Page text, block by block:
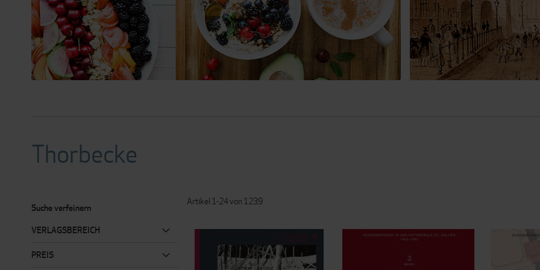
Thorbecke
Artikel 1-24von 1239
Suche verfeinern
VERLAGSBEREICH
PREIS